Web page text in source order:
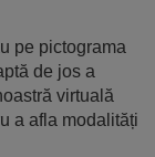
pe pictograma
de jos a
virtuală
a afla modalități